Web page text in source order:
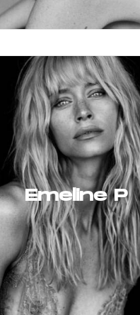
Emeline P